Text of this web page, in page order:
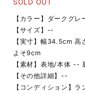
SOLD OUT
【カラー】ダークグレ
【サイズ】--
【実寸】幅34.5cm
よそ9cm
【素材】表地/本体
【その他詳細】--
【コンディション】ラ